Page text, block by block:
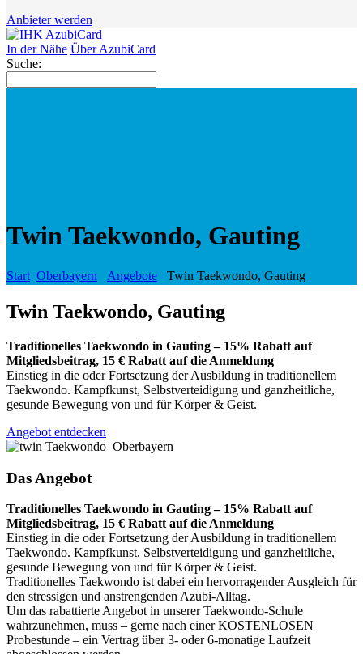
Anbieter werden
In der Nähe Über AzubiCard
Suche:
Twin Taekwondo, Gauting‎
Start Oberbayern Angebote Twin Taekwondo, Gauting‎
Twin Taekwondo, Gauting‎
Traditionelles Taekwondo in Gauting – 15% Rabatt auf
Mitgliedsbeitrag, 15 € Rabatt auf die Anmeldung
Einstieg in die oder Fortsetzung der Ausbildung in traditionellem
Taekwondo. Kampfkunst, Selbstverteidigung und ganzheitliche,
gesunde Bewegung von und für Körper & Geist.
Angebot entdecken
Das Angebot
Traditionelles Taekwondo in Gauting – 15% Rabatt auf
Mitgliedsbeitrag, 15 € Rabatt auf die Anmeldung
Einstieg in die oder Fortsetzung der Ausbildung in traditionellem
Taekwondo. Kampfkunst, Selbstverteidigung und ganzheitliche,
gesunde Bewegung von und für Körper & Geist.
Traditionelles Taekwondo ist dabei ein hervorragender Ausgleich für
den stressigen und anstrengenden Azubi-Alltag.
Um das rabattierte Angebot in unserer Taekwondo-Schule
wahrzunehmen, muss – gerne nach einer KOSTENLOSEN
Probestunde – ein Vertrag über 3- oder 6-monatige Laufzeit